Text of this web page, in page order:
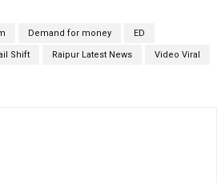
Demand for money ED
Shift Raipur Latest News Video Viral